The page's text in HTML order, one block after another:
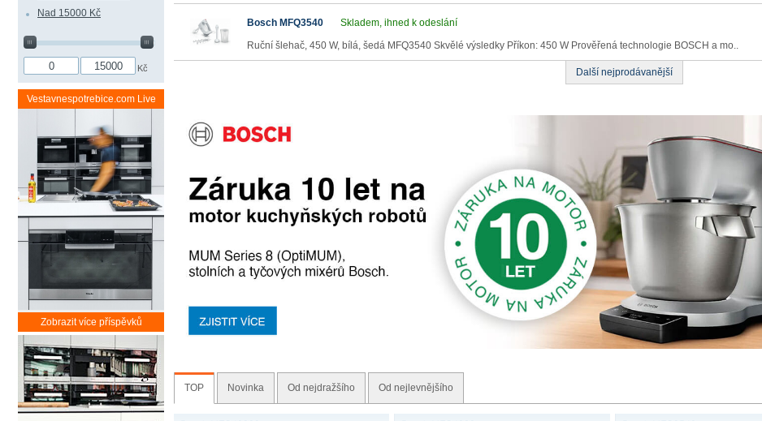
Bosch MFQ3540 Skladem, ihned k odeslání
Ruční šlehač, 450 W, bílá, šedá MFQ3540 Skvělé výsledky Příkon: 450 W Prověřená technologie BOSCH a mo..
Další nejprodávanější
TOP Novinka Od nejdražšího Od nejlevnějšího
Nad 15000 Kč
Kč
Vestavnespotrebice.com Live
Zobrazit více příspěvků